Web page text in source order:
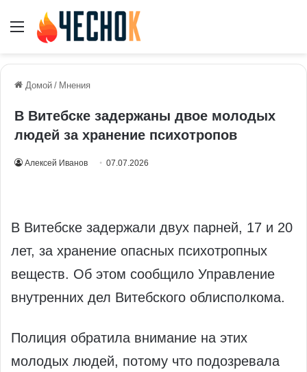
Меню
Домой / Мнения
В Витебске задержаны двое молодых
людей за хранение психотропов
Алексей Иванов 07.07.2026
В Витебске задержали двух парней, 17 и 20
лет, за хранение опасных психотропных
веществ. Об этом сообщило Управление
внутренних дел Витебского облисполкома.
Полиция обратила внимание на этих
молодых людей, потому что подозревала